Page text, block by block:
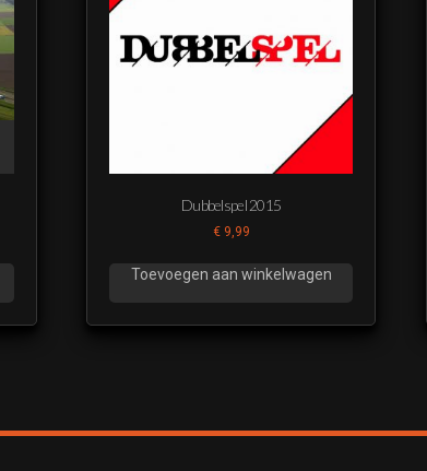
Dubbelspel 2015
€9,99
Toevoegen aan winkelwagen